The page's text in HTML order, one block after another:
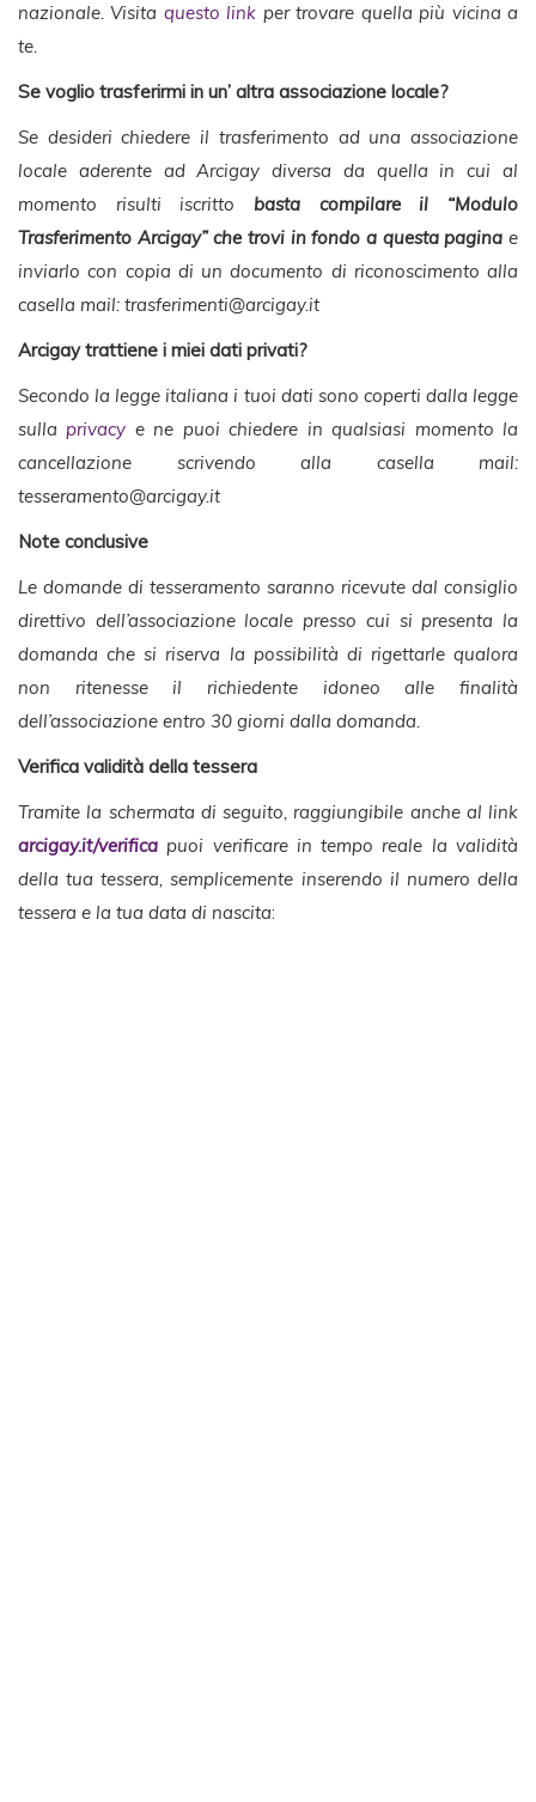
nazionale.Visita questo link per trovare quella più vicina a
te.
Se voglio trasferirmi in un’ altra associazione locale?
Se desideri chiedere il trasferimento ad una associazione
locale aderente ad Arcigay diversa da quella in cui al
momento risulti iscritto basta compilare il “Modulo
Trasferimento Arcigay” che trovi in fondo a questa pagina e
inviarlo con copia di un documento di riconoscimento alla
casella mail: trasferimenti@arcigay.it
Arcigay trattiene i miei dati privati?
Secondo la legge italiana i tuoi dati sono coperti dalla legge
sullaprivacy e ne puoi chiedere in qualsiasi momento la
cancellazione scrivendo alla casella mail:
tesseramento@arcigay.it
Note conclusive
Le domande di tesseramento saranno ricevute dal consiglio
direttivo dell’associazione locale presso cui si presenta la
domanda che si riserva la possibilità di rigettarle qualora
non ritenesse il richiedente idoneo alle finalità
dell’associazione entro 30 giorni dalla domanda.
Verifica validità della tessera
Tramite la schermata di seguito, raggiungibile anche al link
arcigay.it/verifica puoi verificare in tempo reale la validità
della tua tessera, semplicemente inserendo il numero della
tessera e la tua data di nascita: